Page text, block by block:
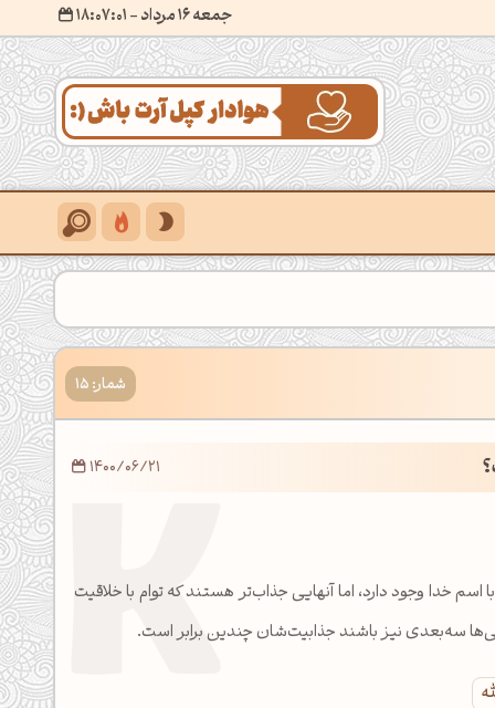
جمعه 16 مرداد - ۱۸:۰۷:۰۲
شمار: 15
اسم خدا وجود دارد، اما آنهایی جذاب‌تر هستند که توام با خلاقیت
سه‌بعدی نیز باشند جذابیت‌شان چندین برابر است.
1400/06/21